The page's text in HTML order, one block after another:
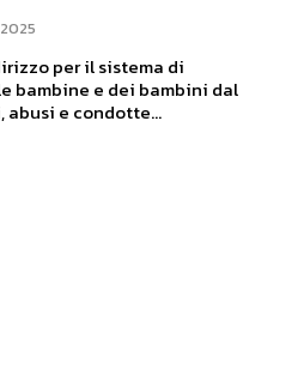
per il sistema di
bambine e dei bambini dal
e condotte...